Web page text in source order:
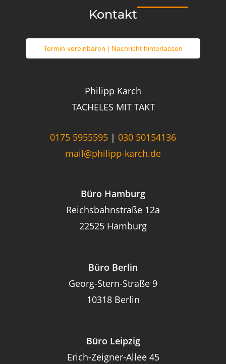
sonstiger Ausgaben wie Anreise oder Übernachtung.
Kontakt
Termin vereinbaren | Nachricht hinterlassen
Philipp Karch
TACHELES MIT TAKT
0175 5955595 | 030 50154136
mail@philipp-karch.de
Büro Hamburg
Reichsbahnstraße 12a
22525 Hamburg
Büro Berlin
Georg-Stern-Straße 9
10318 Berlin
Büro Leipzig
Erich-Zeigner-Allee 45